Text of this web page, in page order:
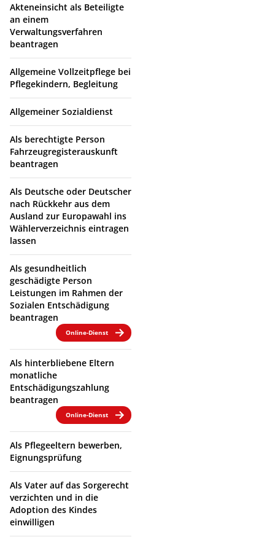
Akteneinsicht als Beteiligte
an einem
Verwaltungsverfahren
beantragen
Allgemeine Vollzeitpflege bei
Pflegekindern, Begleitung
Allgemeiner Sozialdienst
Als berechtigte Person
Fahrzeugregisterauskunft
beantragen
Als Deutsche oder Deutscher
nach Rückkehr aus dem
Ausland zur Europawahl ins
Wählerverzeichnis eintragen
lassen
Als gesundheitlich
geschädigte Person
Leistungen im Rahmen der
Sozialen Entschädigung
beantragen
Online-Dienst
Als hinterbliebene Eltern
monatliche
Entschädigungszahlung
beantragen
Online-Dienst
Als Pflegeeltern bewerben,
Eignungsprüfung
Als Vater auf das Sorgerecht
verzichten und in die
Adoption des Kindes
einwilligen